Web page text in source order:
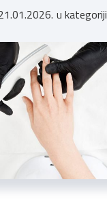
u kategoriji